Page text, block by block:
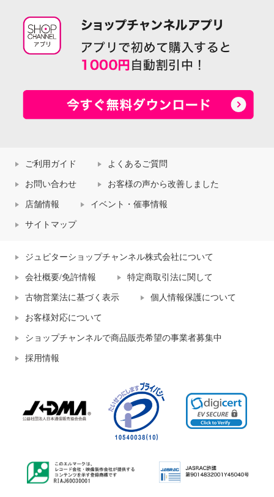
ご利用ガイド よくあるご質問
お問い合わせ お客様の声から改善しました
店舗情報 イベント・催事情報
サイトマップ
ジュピターショップチャンネル株式会社について
会社概要/免許情報 特定商取引法に関して
古物営業法に基づく表示 個人情報保護について
お客様対応について
ショップチャンネルで商品販売希望の事業者募集中
採用情報